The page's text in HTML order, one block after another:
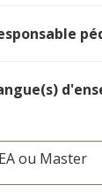
ou Master